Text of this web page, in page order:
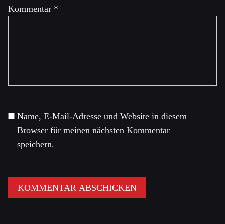
Kommentar *
Name, E-Mail-Adresse und Website in diesem
Browser für meinen nächsten Kommentar
speichern.